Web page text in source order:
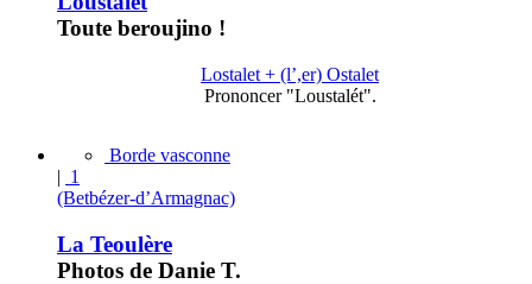
Toute beroujino !
Lostalet + (l’,er) Ostalet
Prononcer "Loustalét".
Borde vasconne
| 1
(Betbézer-d’Armagnac)
La Teoulère
Photos de Danie T.